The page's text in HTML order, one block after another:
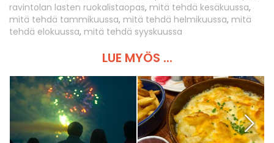
ravintolan lasten ruokalistaopas, mitä tehdä kesäkuussa,
mitä tehdä tammikuussa, mitä tehdä helmikuussa, mitä
tehdä elokuussa, mitä tehdä syyskuussa
LUE MYÖS ...